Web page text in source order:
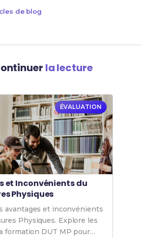
de blog
la lecture
ÉVALUATION
et Inconvénients du
Physiques
avantages et inconvénients
Physiques. Explore les
formation DUT MP pour